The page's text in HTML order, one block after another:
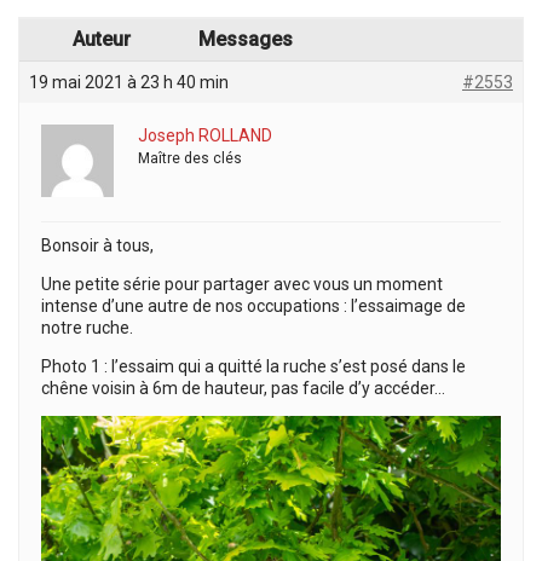
Auteur Messages
19 mai 2021 à 23 h 40 min #2553
Joseph ROLLAND
Maître des clés
Bonsoir à tous,
Une petite série pour partager avec vous un moment
intense d’une autre de nos occupations : l’essaimage de
notre ruche.
Photo 1 : l’essaim qui a quitté la ruche s’est posé dans le
chêne voisin à 6m de hauteur, pas facile d’y accéder…